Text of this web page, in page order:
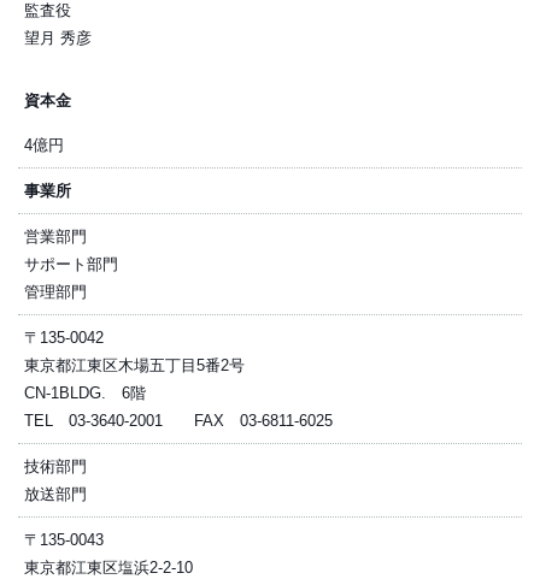
監査役
望月 秀彦
資本金
4億円
事業所
営業部門
サポート部門
管理部門
〒135-0042
東京都江東区木場五丁目5番2号
CN-1BLDG. 6階
TEL 03-3640-2001 FAX 03-6811-6025
技術部門
放送部門
〒135-0043
東京都江東区塩浜2-2-10